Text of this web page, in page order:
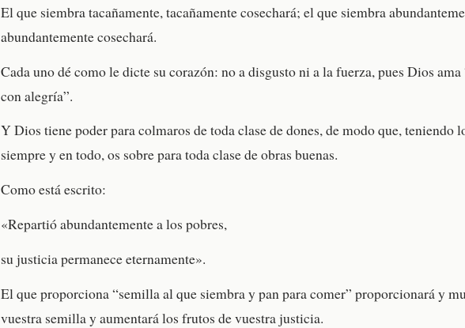
El que siembra tacañamente, tacañamente cosechará; el que siembra
abundantemente cosechará.
Cada uno dé como le dicte su corazón: no a disgusto ni a la fuerza, pues Dios ama
con alegría”.
Y Dios tiene poder para colmaros de toda clase de dones, de modo que, teniendo
siempre y en todo, os sobre para toda clase de obras buenas.
Como está escrito:
«Repartió abundantemente a los pobres,
su justicia permanece eternamente».
El que proporciona “semilla al que siembra y pan para comer” proporcionará y
vuestra semilla y aumentará los frutos de vuestra justicia.